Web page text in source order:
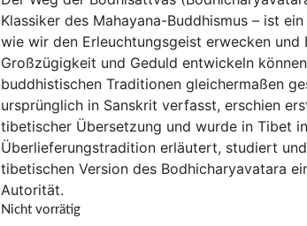
Klassiker des Mahayana-Buddhismus – ist
wie wir den Erleuchtungsgeist erwecken und
Großzügigkeit und Geduld entwickeln
buddhistischen Traditionen gleichermaßen
ursprünglich in Sanskrit verfasst, erschien
tibetischer Übersetzung und wurde in Tibet
Überlieferungstradition erläutert, studiert
tibetischen Version des Bodhicharyavatara
Autorität.
Nicht vorrätig